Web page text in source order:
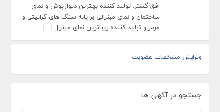
افق گستر: تولید کننده بهترین دیوارپوش و نمای
ساختمان و نمای مینرالی بر پایه سنگ های گرانیتی و
مرمر و تولید کننده زیباترین نمای مینرال […]
ویرایش مشخصات عضویت
جستجو در آگهی ها